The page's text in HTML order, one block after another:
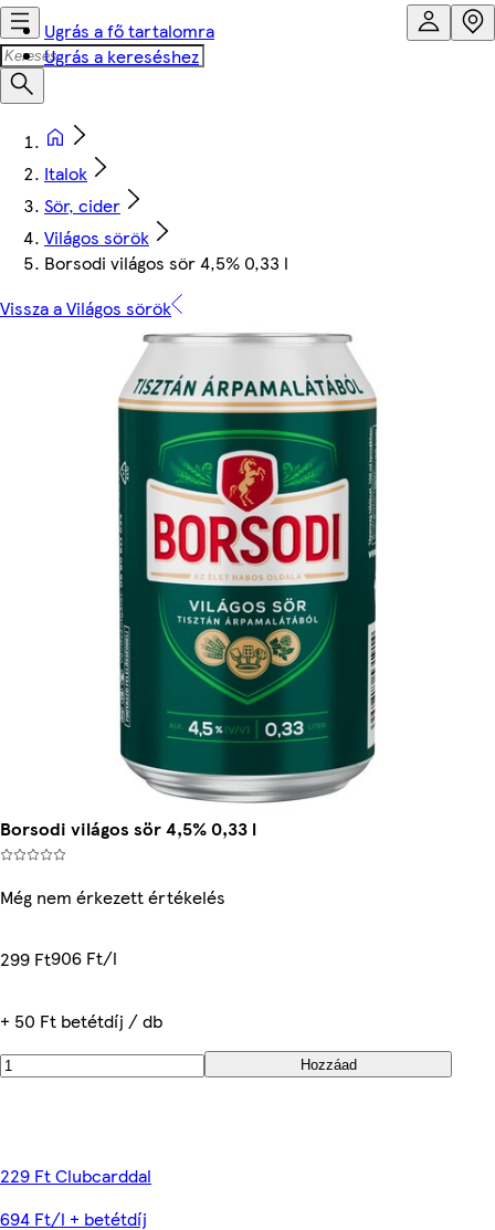
Ugrás a fő tartalomra
Ugrás a kereséshez
Italok
Sör, cider
Világos sörök
Borsodi világos sör 4,5% 0,33 l
Vissza a Világos sörök
Borsodi világos sör 4,5% 0,33 l
Még nem érkezett értékelés
299 Ft906 Ft/l
+ 50 Ft betétdíj / db
Hozzáad
229 Ft Clubcarddal
694 Ft/l + betétdíj